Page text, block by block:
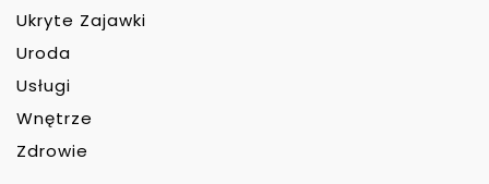
Ukryte Zajawki
Uroda
Usługi
Wnętrze
Zdrowie